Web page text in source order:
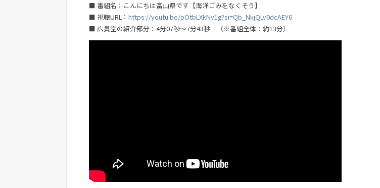
■ 番組名：こんにちは富山県です【海洋ごみをなくそう】
■ 視聴URL： https://youtu.be/pOtbLXkNv1g?si=Qb_NkjQLv0dcAEY6
■ 広貫堂の紹介部分：4分07秒～7分43秒 （※番組全体：約13分）